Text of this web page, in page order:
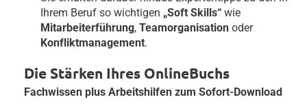
Ihrem Beruf so wichtigen „Soft Skills“ wie
Mitarbeiterführung, Teamorganisation oder
Konfliktmanagement.
Die Stärken Ihres OnlineBuchs
Fachwissen plus Arbeitshilfen zum Sofort-Download